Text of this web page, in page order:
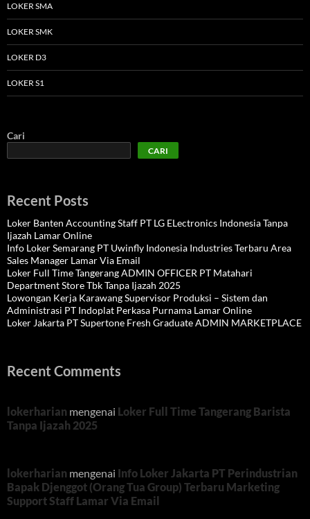
LOKER SMA
LOKER SMK
LOKER D3
LOKER S1
Cari
CARI
Recent Posts
Loker Banten Accounting Staff PT LG ELectronics Indonesia Tanpa
Ijazah Lamar Online
Info Loker Semarang PT Uwinfly Indonesia Industries Terbaru Area
Sales Manager Lamar Via Email
Loker Full Time Tangerang ADMIN OFFICER PT Matahari
Department Store Tbk Tanpa Ijazah 2025
Lowongan Kerja Karawang Supervisor Produksi – Sistem dan
Administrasi PT Indoplat Perkasa Purnama Lamar Online
Loker Jakarta PT Supertone Fresh Graduate ADMIN MARKETPLACE
Recent Comments
lokerharian mengenai Loker Full Time Tangerang Barista
Tanpa Ijazah 2025
lokerharian mengenai Info Loker Jakarta PT Perindustrian
Bapak Djenggot (Orang Tua Group) Terbaru Marketing
Support Staff Lamar Via Email